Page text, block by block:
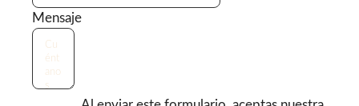
Mensaje